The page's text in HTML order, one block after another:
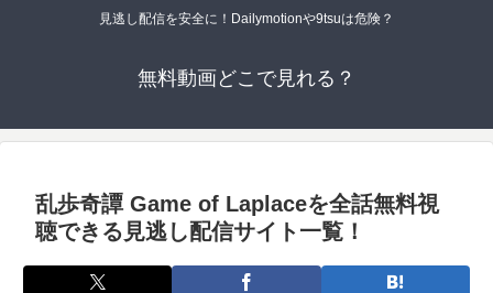
見逃し配信を安全に！Dailymotionや9tsuは危険？
無料動画どこで見れる？
乱歩奇譚 Game of Laplaceを全話無料視
聴できる見逃し配信サイト一覧！